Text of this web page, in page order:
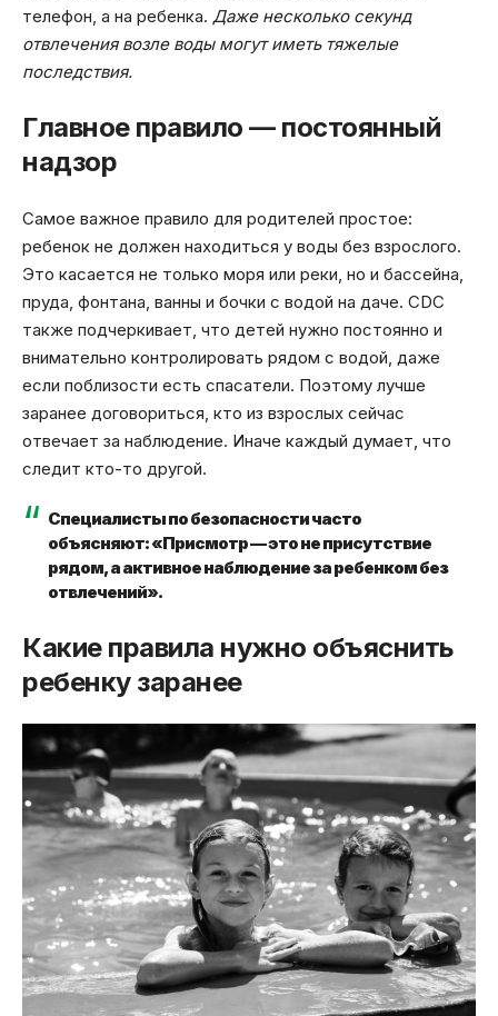
телефон, а на ребенка. Даже несколько секунд
отвлечения возле воды могут иметь тяжелые
последствия.
Главное правило — постоянный
надзор
Самое важное правило для родителей простое:
ребенок не должен находиться у воды без взрослого.
Это касается не только моря или реки, но и бассейна,
пруда, фонтана, ванны и бочки с водой на даче. CDC
также подчеркивает, что детей нужно постоянно и
внимательно контролировать рядом с водой, даже
если поблизости есть спасатели. Поэтому лучше
заранее договориться, кто из взрослых сейчас
отвечает за наблюдение. Иначе каждый думает, что
следит кто-то другой.
Специалисты по безопасности часто
объясняют: «Присмотр — это не присутствие
рядом, а активное наблюдение за ребенком без
отвлечений».
Какие правила нужно объяснить
ребенку заранее